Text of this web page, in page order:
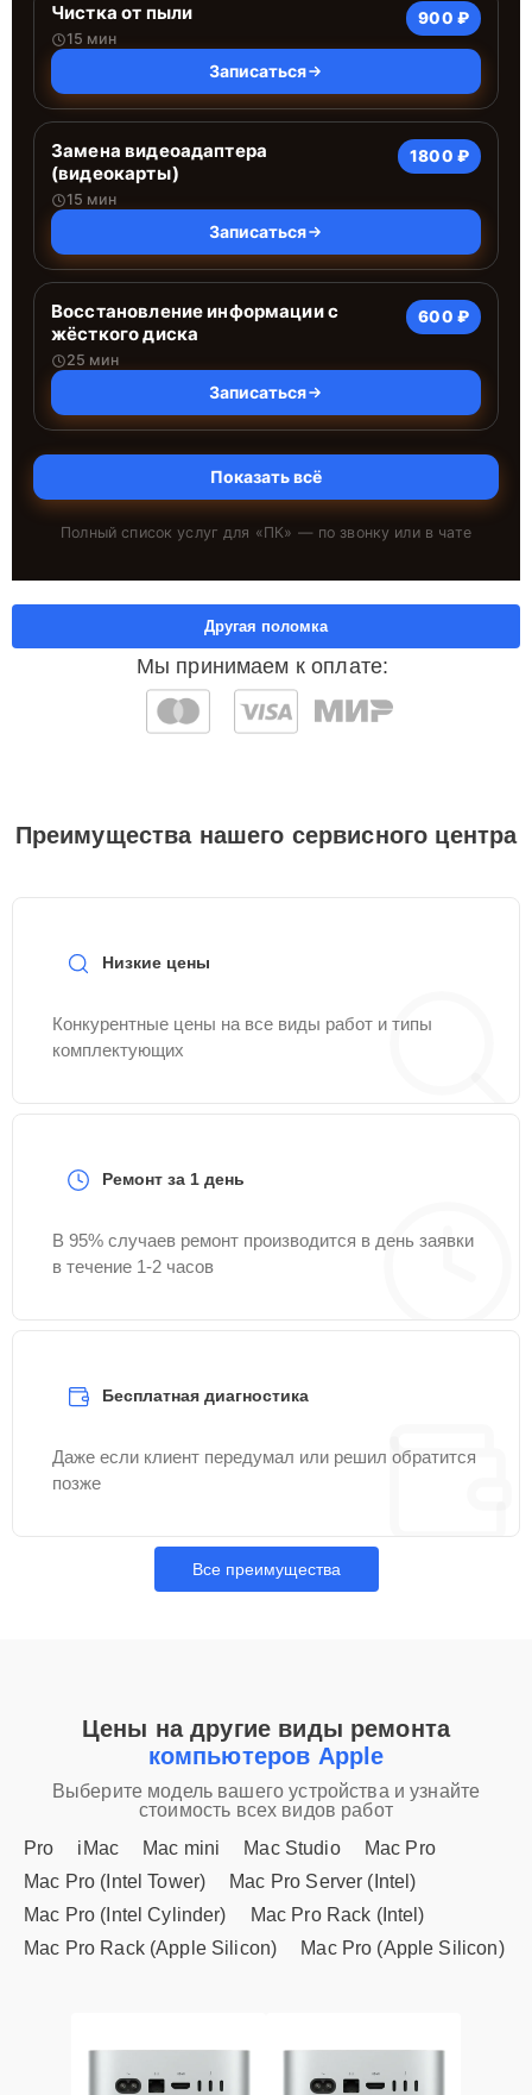
Чистка от пыли
15 мин
900 ₽
Записаться
Замена видеоадаптера
(видеокарты)
15 мин
1800 ₽
Записаться
Восстановление информации с
жёсткого диска
25 мин
600 ₽
Записаться
Показать всё
Полный список услуг для «ПК» — по звонку или в чате
Мы принимаем к оплате:
Другая поломка
Преимущества нашего сервисного центра
Низкие цены
Конкурентные цены на все виды работ и типы
комплектующих
Ремонт за 1 день
В 95% случаев ремонт производится в день заявки
в течение 1-2 часов
Бесплатная диагностика
Даже если клиент передумал или решил обратится
позже
Все преимущества
Цены на другие виды ремонта
компьютеров Apple
Выберите модель вашего устройства и узнайте
стоимость всех видов работ
Pro
iMac Mac mini Mac Studio
Mac Pro
Mac Pro (Intel Tower)
Mac Pro Server (Intel)
Mac Pro (Intel Cylinder)
Mac Pro Rack (Intel)
Mac Pro Rack (Apple Silicon)
Mac Pro (Apple Silicon)